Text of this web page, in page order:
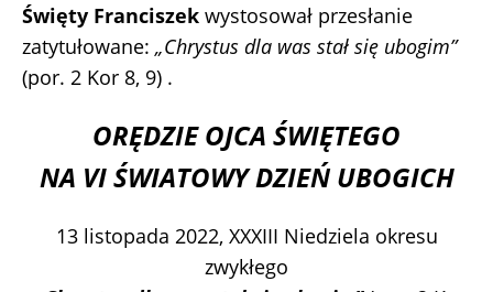
Święty Franciszek wystosował przesłanie
zatytułowane: „Chrystus dla was stał się ubogim”
(por. 2 Kor 8, 9) .
ORĘDZIE OJCA ŚWIĘTEGO
NA VI ŚWIATOWY DZIEŃ UBOGICH
13 listopada 2022, XXXIII Niedziela okresu
zwykłego